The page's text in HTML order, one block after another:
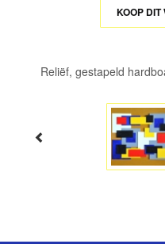
KOOP DIT
Reliëf, gestapeld